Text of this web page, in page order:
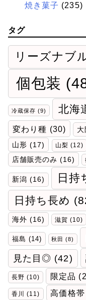
焼き菓子 (235)
タグ
リーズナブ
個包装
冷蔵保存 (9) 北海
変わり種 (30) 大
山形 (17) 山梨 (12)
店舗販売のみ (16)
新潟 (16) 日持
日持ち長め
海外 (16) 滋賀 (10)
福島 (14) 秋田 (8)
見た目◎ (42)
長野 (10) 限定品
香川 (11) 高価格帯